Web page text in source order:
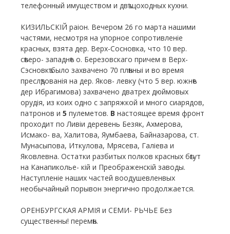
телефонный имуществом и двѣ щоходных кухни.
КИЗИЛЬСКІЙ раіон. Вечером 26 го марта нашими
частями, несмотря на упорное сопротивленіе
красных, взята дер. Верх-Сосновка, что 10 вер.
сѣверо- западнѣе о. Березовскаго причем в Верх-
Сэсновкѣ было захвачено 70 плѣнныі и во время
преслѣдованія на дер. Яков- левку (что 5 вер. южнѣе
дер Ибрагимова) захвачено дватрех дюймовых
орудія, из коих одно с запряжкой и много сиарядов,
патронов и 5 пулеметов. В настоящее время фронт
проходит по Ливіи деревень Безяк, Ахмерова,
Исмако- ва, Халитова, Яумбаева, Байназарова, ст.
Мунасыпова, Иткулова, Мрясева, Галіева и
Яковлевна. Остатки разбитых полков красных бѣгут
на Канапиколье- кій и Преображенскій заводы.
Наступленіе наших частей воодушевленвых
необычайный порывон энергично продолжается.
ОРЕНБУРГСКАЯ АРМІЯ и СЕМИ- РЬЧЬЕ Без
существенны! перемѣн.